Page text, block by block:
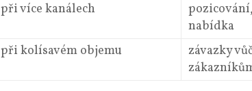
při více kanálech
nabídka
při kolísavém objemu
závazky